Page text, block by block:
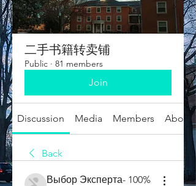
二手书籍转卖铺
Public · 81 members
Join
Discussion Media Members About
Back
Выбор Эксперта- 100%